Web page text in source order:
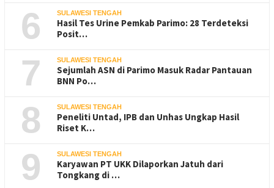
6 SULAWESI TENGAH
Hasil Tes Urine Pemkab Parimo: 28 Terdeteksi
Posit…
7 SULAWESI TENGAH
Sejumlah ASN di Parimo Masuk Radar Pantauan
BNN Po…
8 SULAWESI TENGAH
Peneliti Untad, IPB dan Unhas Ungkap Hasil
Riset K…
9 SULAWESI TENGAH
Karyawan PT UKK Dilaporkan Jatuh dari
Tongkang di …